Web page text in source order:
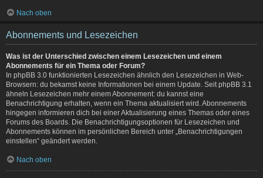
Nach oben
Abonnements und Lesezeichen
Was ist der Unterschied zwischen einem Lesezeichen und einem
Abonnements für ein Thema oder Forum?
In phpBB 3.0 funktionierten Lesezeichen ähnlich den Lesezeichen in Web-
Browsern: du bekamst keine Informationen bei einem Update. Seit phpBB 3.1
ähneln Lesezeichen mehr einem Abonnement: du kannst eine
Benachrichtigung erhalten, wenn ein Thema aktualisiert wird. Abonnements
hingegen informieren dich bei einer Aktualisierung eines Themas oder eines
Forums des Boards. Die Benachrichtigungsoptionen für Lesezeichen und
Abonnements können im persönlichen Bereich unter „Benachrichtigungen
einstellen“ geändert werden.
Nach oben